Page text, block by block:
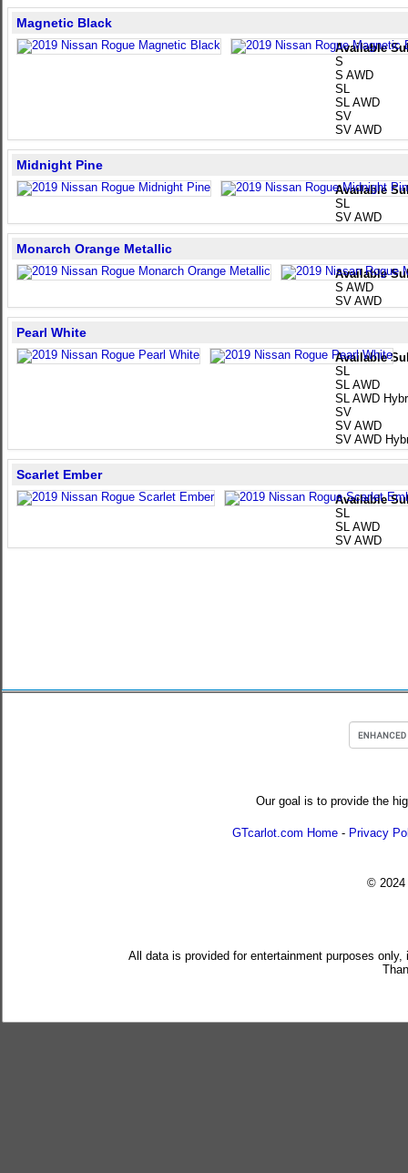
Available
S
S AWD
SL
SL AWD
SV
SV AWD
Magnetic Black
Available
SL
SV AWD
Midnight Pine
Available
S AWD
SV AWD
Monarch Orange Metallic
Available
SL
SL AWD
SL AWD
SV
SV AWD
SV AWD
Pearl White
Available
SL
SL AWD
SV AWD
Scarlet Ember
Our goal is to provide the
GTcarlot.com Home - Privacy
© 2024
All data is provided for entertainment purposes